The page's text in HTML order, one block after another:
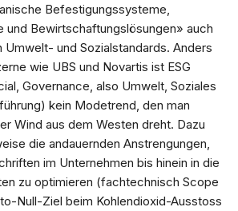
Befestigungssysteme,
und Bewirtschaftungslösungen» auch
und Sozialstandards. Anders
wie UBS und Novartis ist ESG
Governance, also Umwelt, Soziales
kein Modetrend, den man
Wind aus dem Westen dreht. Dazu
die andauernden Anstrengungen,
im Unternehmen bis hinein in die
zu optimieren (fachtechnisch Scope
Null-Ziel beim Kohlendioxid-Ausstoss